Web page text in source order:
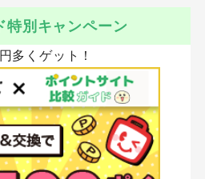
特別キャンペーン
多くゲット！